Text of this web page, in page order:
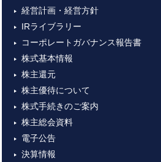
経営計画・経営方針
IRライブラリー
コーポレートガバナンス報告書
株式基本情報
株主還元
株主優待について
株式手続きのご案内
株主総会資料
電子公告
決算情報